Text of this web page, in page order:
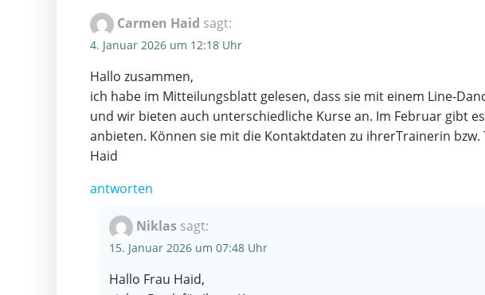
Carmen Haid sagt:
4. Januar 2026 um 12:18 Uhr
Hallo zusammen,
ich habe im Mitteilungsblatt gelesen, dass sie mit einem Line-
und wir bieten auch unterschiedliche Kurse an. Im Februar gibt
anbieten. Können sie mit die Kontaktdaten zu ihrerTrainerin
Haid
antworten
Niklas sagt:
15. Januar 2026 um 07:48 Uhr
Hallo Frau Haid,